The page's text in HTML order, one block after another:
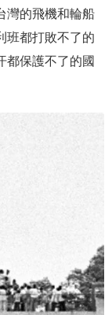
灣的飛機和輪船
班都打敗不了的
都保護不了的國